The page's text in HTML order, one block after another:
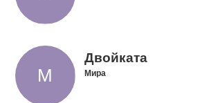
Двойката
Мира